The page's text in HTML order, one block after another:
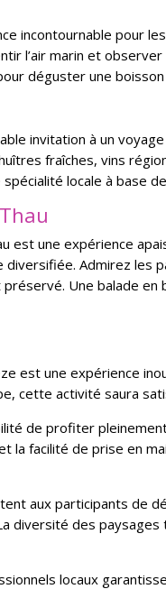
incontournable pour
l’air marin et
déguster une
invitation à un
fraîches, vins
locale à base
est une expérience
Admirez les
Une balade
est une expérience
cette activité saura
de profiter
la facilité de prise en
aux participants de
diversité des
locaux